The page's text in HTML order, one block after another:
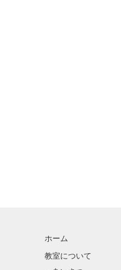
ホーム
教室について